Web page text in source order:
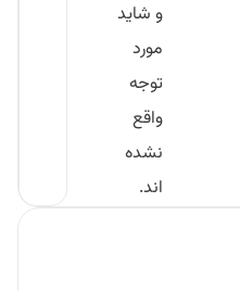
و شاید
مورد
توجه
واقع
نشده
اند.